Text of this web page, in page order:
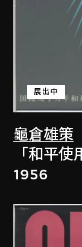
龜倉雄策
展出中
「和平
1956